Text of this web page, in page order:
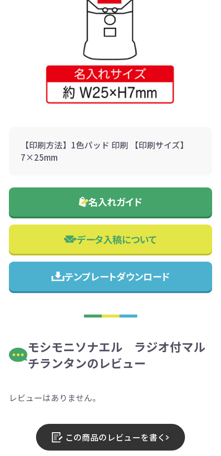
【印刷方法】1色パッド 印刷 【印刷サイズ】
7×25mm
名入れガイド
データ入稿について
テンプレートダウンロード
モシモニソナエル ラジオ付マル
チランタンのレビュー
レビューはありません。
この商品のレビューを書く